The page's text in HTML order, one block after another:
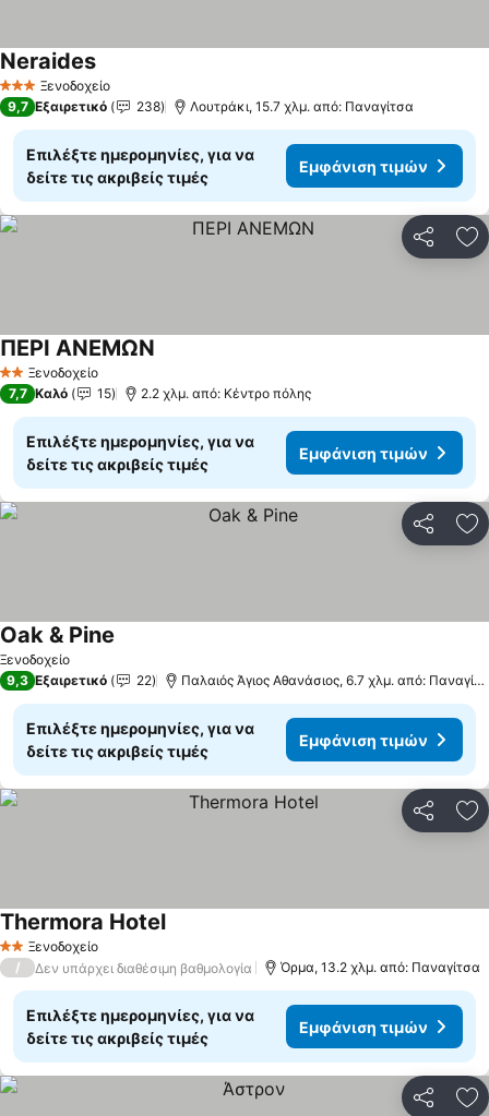
3 ΑστέριαΞενοδοχείο
Neraides
9,7 Εξαιρετικό 238 Λουτράκι, 15.7 χλμ. από: Παναγίτσα
Επιλέξτε ημερομηνίες, για να
δείτε τις ακριβείς τιμές
Εμφάνιση τιμών
2 ΑστέριαΞενοδοχείο
ΠΕΡΙ ΑΝΕΜΩΝ
7,7 Καλό 15 2.2 χλμ. από: Κέντρο πόλης
Επιλέξτε ημερομηνίες, για να
δείτε τις ακριβείς τιμές
Εμφάνιση τιμών
Ξενοδοχείο
Oak & Pine
9,3 Εξαιρετικό 22 Παλαιός Άγιος Αθανάσιος, 6.7 χλμ. από: Παναγίτσα
Επιλέξτε ημερομηνίες, για να
δείτε τις ακριβείς τιμές
Εμφάνιση τιμών
2 ΑστέριαΞενοδοχείο
Thermora Hotel
/ Δεν υπάρχει διαθέσιμη βαθμολογία Όρμα, 13.2 χλμ. από: Παναγίτσα
Επιλέξτε ημερομηνίες, για να
δείτε τις ακριβείς τιμές
Εμφάνιση τιμών